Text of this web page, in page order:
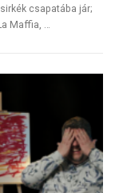
csapatába jár;
Maffia, …